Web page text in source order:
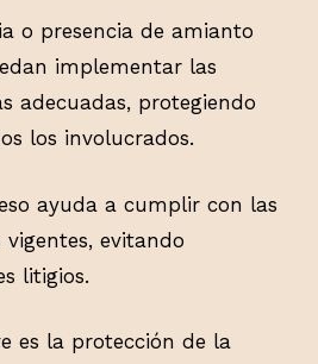
o presencia de amianto
implementar las
adecuadas, protegiendo
los involucrados.
ayuda a cumplir con las
evitando
litigios.
es la protección de la